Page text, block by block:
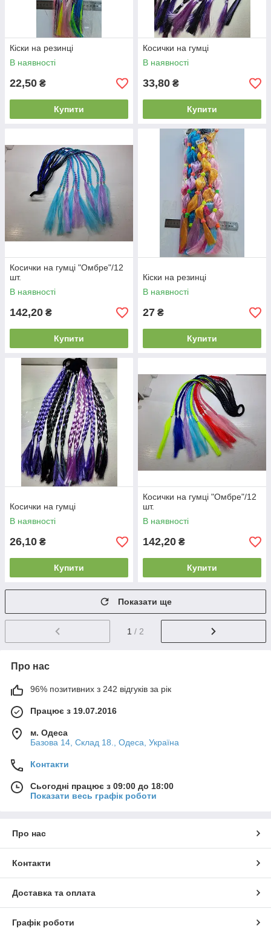
Кіски на резинці
В наявності
22,50 ₴
Купити
Косички на гумці
В наявності
33,80 ₴
Купити
Косички на гумці "Омбре"/12
шт.
В наявності
142,20 ₴
Купити
Кіски на резинці
В наявності
27 ₴
Купити
Косички на гумці
В наявності
26,10 ₴
Купити
Косички на гумці "Омбре"/12
шт.
В наявності
142,20 ₴
Купити
Показати ще
1 / 2
Про нас
96% позитивних з 242 відгуків за рік
Працює з 19.07.2016
м. Одеса
Базова 14, Склад 18., Одеса, Україна
Контакти
Сьогодні працює з 09:00 до 18:00
Показати весь графік роботи
Про нас
Контакти
Доставка та оплата
Графік роботи